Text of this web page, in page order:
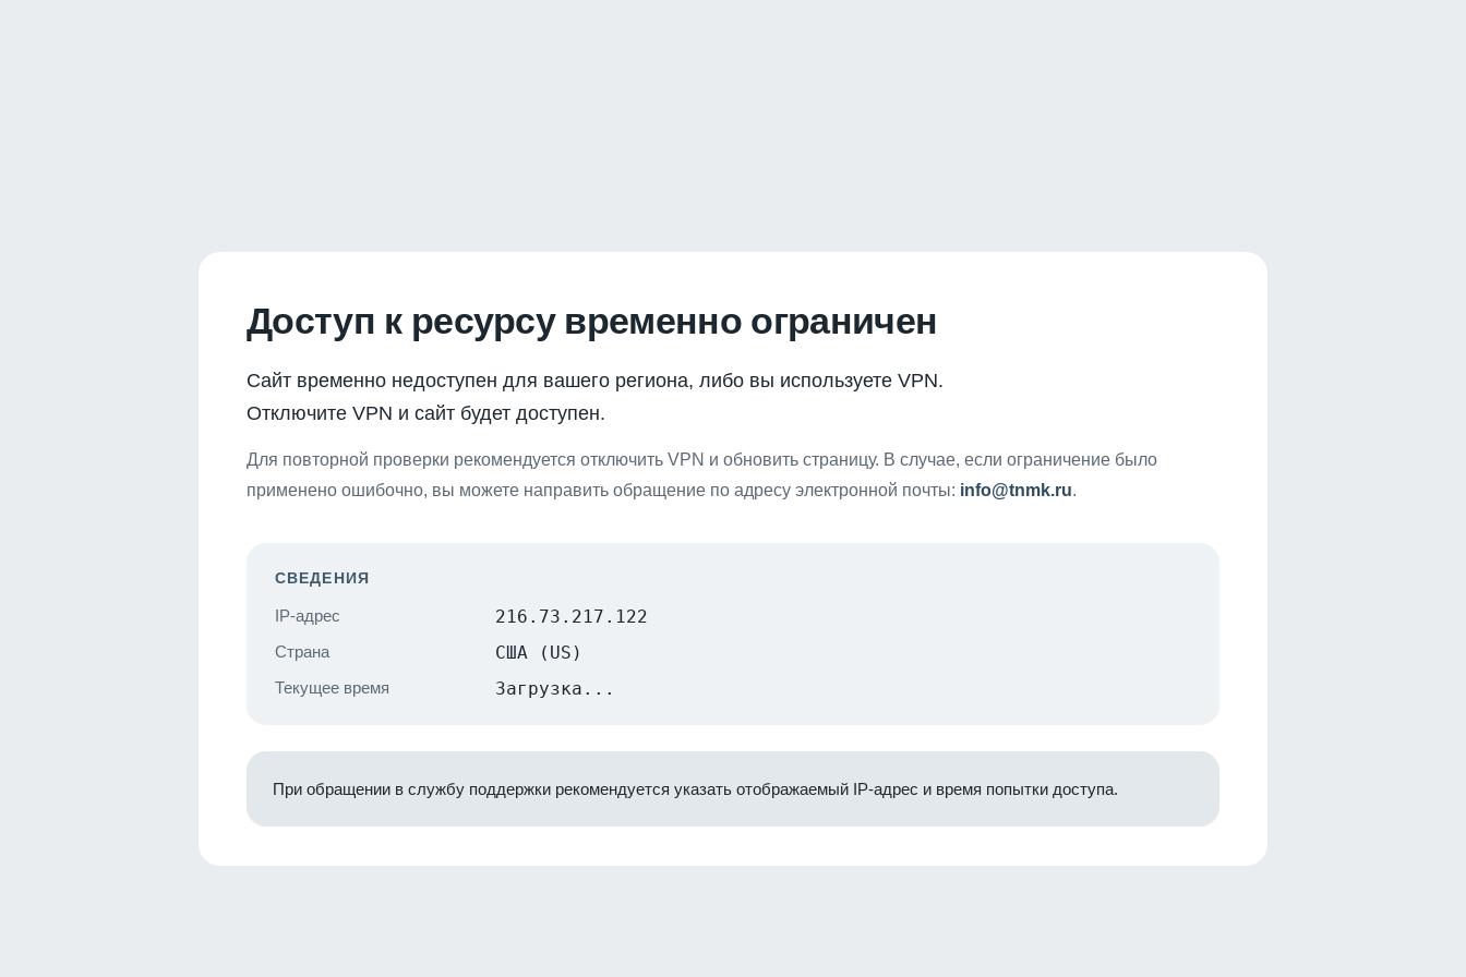
Доступ к ресурсу временно ограничен
Сайт временно недоступен для вашего региона, либо вы используете VPN.
Отключите VPN и сайт будет доступен.
Для повторной проверки рекомендуется отключить VPN и обновить страницу. В случае, если ограничение было
применено ошибочно, вы можете направить обращение по адресу электронной почты: info@tnmk.ru.
СВЕДЕНИЯ
IP-адрес 216.73.217.122
Страна США (US)
Текущее время Загрузка...
При обращении в службу поддержки рекомендуется указать отображаемый IP-адрес и время попытки доступа.